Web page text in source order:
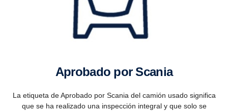
Aprobado por Scania
La etiqueta de Aprobado por Scania del camión usado significa
que se ha realizado una inspección integral y que solo se